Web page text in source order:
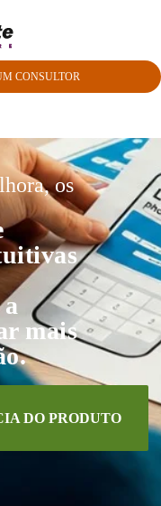
CONSULTOR
os
mais
DO PRODUTO